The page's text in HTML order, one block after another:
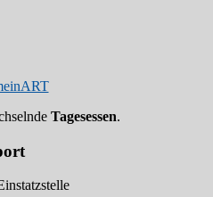
Tagesessen.